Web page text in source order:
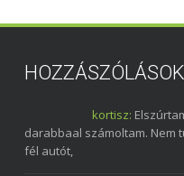
HOZZÁSZÓLÁSOK
kortisz:
darabbaal számoltam. Nem
fél autót,